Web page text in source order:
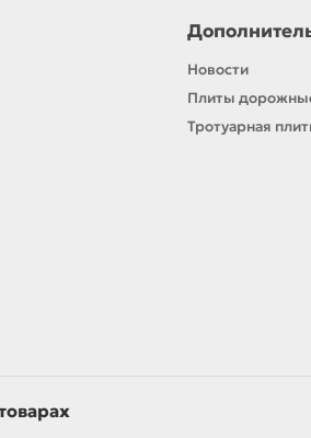
Новости
Плиты
Тротуарная